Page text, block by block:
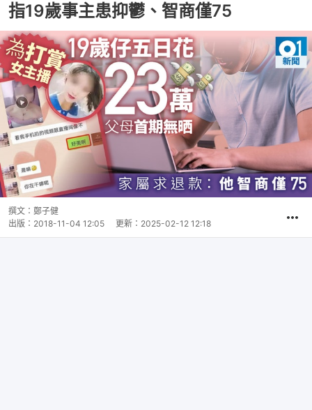
指19歲事主患抑鬱、智商僅75
撰文： 鄭子健
出版： 2018-11-04 12:05 更新： 2025-02-12 12:18